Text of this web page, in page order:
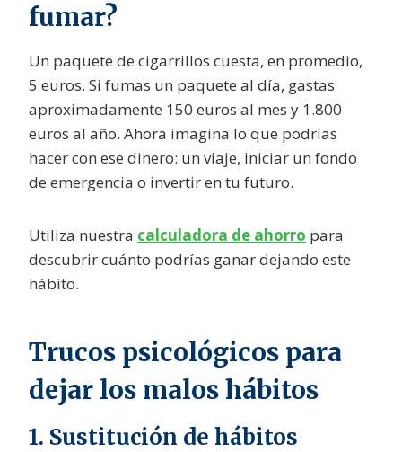
fumar?
Un paquete de cigarrillos cuesta, en promedio,
5 euros. Si fumas un paquete al día, gastas
aproximadamente 150 euros al mes y 1.800
euros al año. Ahora imagina lo que podrías
hacer con ese dinero: un viaje, iniciar un fondo
de emergencia o invertir en tu futuro.
Utiliza nuestra calculadora de ahorro para
descubrir cuánto podrías ganar dejando este
hábito.
Trucos psicológicos para
dejar los malos hábitos
1. Sustitución de hábitos